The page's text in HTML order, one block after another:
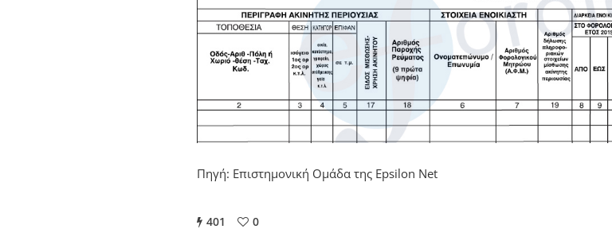
Πηγή: Επιστημονική Ομάδα της Epsilon Net
401 0